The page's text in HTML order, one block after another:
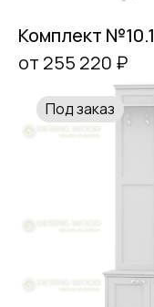
Комплект №10.1
от 255 220 ₽
Под заказ